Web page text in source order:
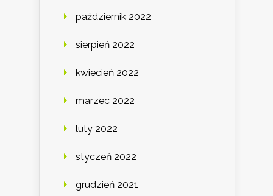
październik 2022
sierpień 2022
kwiecień 2022
marzec 2022
luty 2022
styczeń 2022
grudzień 2021